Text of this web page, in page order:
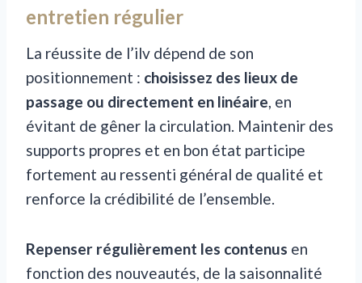
entretien régulier
La réussite de l’ilv dépend de son
positionnement : choisissez des lieux de
passage ou directement en linéaire, en
évitant de gêner la circulation. Maintenir des
supports propres et en bon état participe
fortement au ressenti général de qualité et
renforce la crédibilité de l’ensemble.
Repenser régulièrement les contenus en
fonction des nouveautés, de la saisonnalité